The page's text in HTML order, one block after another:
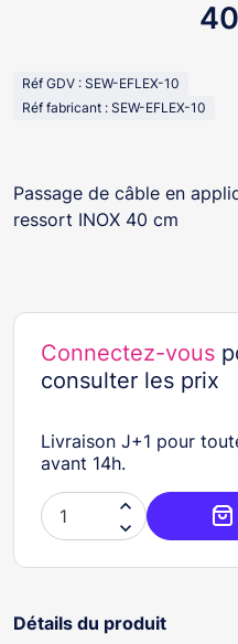
Réf GDV : SEW-EFLEX-10
Réf fabricant : SEW-EFLEX-10
Passage de câble en
ressort INOX 40 cm
Connectez-vous
consulter les prix
Livraison J+1 pour
avant 14h.


Détails du produit